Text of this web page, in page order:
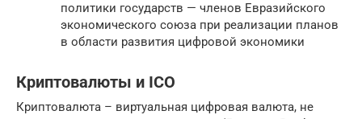
политики государств — членов Евразийского
экономического союза при реализации планов
в области развития цифровой экономики
Криптовалюты и ICO
Криптовалюта – виртуальная цифровая валюта, не